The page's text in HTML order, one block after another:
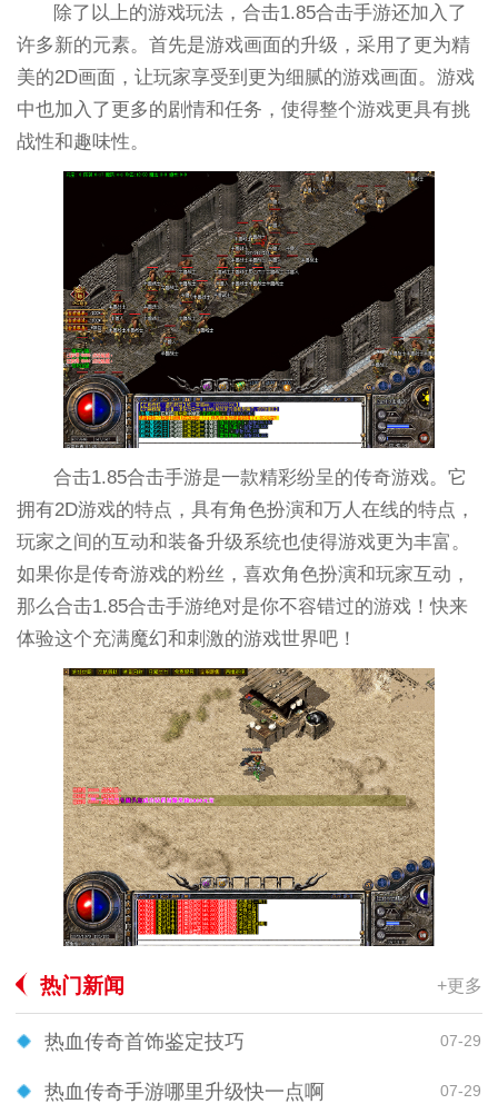
除了以上的游戏玩法，合击1.85合击手游还加入了
许多新的元素。首先是游戏画面的升级，采用了更为精
美的2D画面，让玩家享受到更为细腻的游戏画面。游戏
中也加入了更多的剧情和任务，使得整个游戏更具有挑
战性和趣味性。
合击1.85合击手游是一款精彩纷呈的传奇游戏。它
拥有2D游戏的特点，具有角色扮演和万人在线的特点，
玩家之间的互动和装备升级系统也使得游戏更为丰富。
如果你是传奇游戏的粉丝，喜欢角色扮演和玩家互动，
那么合击1.85合击手游绝对是你不容错过的游戏！快来
体验这个充满魔幻和刺激的游戏世界吧！
热门新闻 +更多
热血传奇首饰鉴定技巧 07-29
热血传奇手游哪里升级快一点啊 07-29